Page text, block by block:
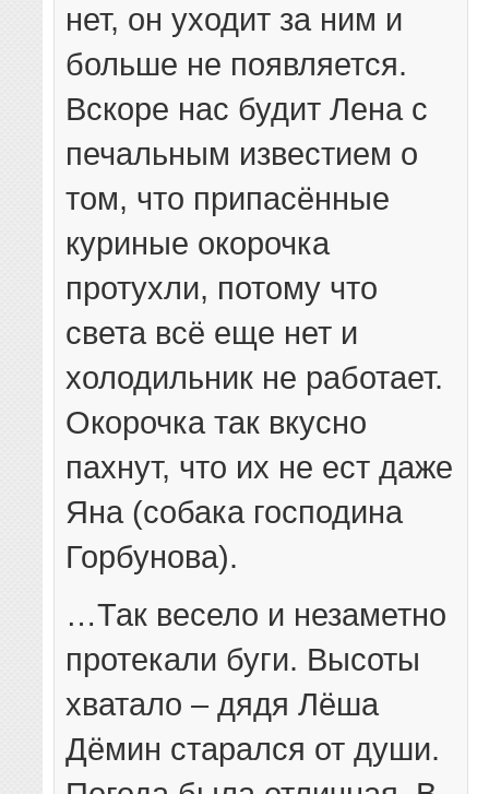
нет, он уходит за ним и
больше не появляется.
Вскоре нас будит Лена с
печальным известием о
том, что припасённые
куриные окорочка
протухли, потому что
света всё еще нет и
холодильник не работает.
Окорочка так вкусно
пахнут, что их не ест даже
Яна (собака господина
Горбунова).
…Так весело и незаметно
протекали буги. Высоты
хватало – дядя Лёша
Дёмин старался от души.